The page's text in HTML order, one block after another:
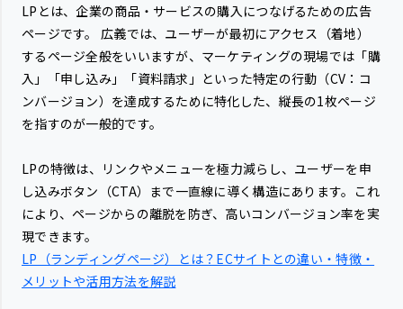
LPとは、企業の商品・サービスの購入につなげるための広告
ページです。 広義では、ユーザーが最初にアクセス（着地）
するページ全般をいいますが、マーケティングの現場では「購
入」「申し込み」「資料請求」といった特定の行動（CV：コ
ンバージョン）を達成するために特化した、縦長の1枚ページ
を指すのが一般的です。
LPの特徴は、リンクやメニューを極力減らし、ユーザーを申
し込みボタン（CTA）まで一直線に導く構造にあります。これ
により、ページからの離脱を防ぎ、高いコンバージョン率を実
現できます。
LP（ランディングページ）とは？ECサイトとの違い・特徴・
メリットや活用方法を解説